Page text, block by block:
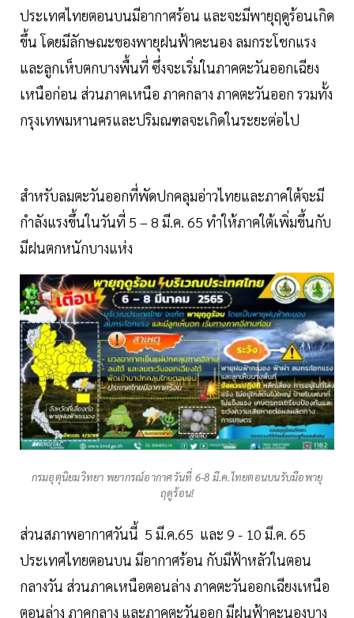
ประเทศไทยตอนบนมีอากาศร้อน และจะมีพายุฤดูร้อนเกิด
ขึ้น โดยมีลักษณะของพายุฝนฟ้าคะนอง ลมกระโชกแรง
และลูกเห็บตกบางพื้นที่ ซึ่งจะเริ่มในภาคตะวันออกเฉียง
เหนือก่อน ส่วนภาคเหนือ ภาคกลาง ภาคตะวันออก รวมทั้ง
กรุงเทพมหานครและปริมณฑลจะเกิดในระยะต่อไป
สำหรับลมตะวันออกที่พัดปกคลุมอ่าวไทยและภาคใต้จะมี
กำลังแรงขึ้นในวันที่ 5 – 8 มี.ค. 65 ทำให้ภาคใต้เพิ่มขึ้นกับ
มีฝนตกหนักบางแห่ง
กรมอุตุนิยมวิทยา พยากรณ์อากาศวันที่ 6-8 มี.ค.ไทยตอนบนรับมือพายุ
ฤดูร้อน!
ส่วนสภาพอากาศวันนี้ 5 มี.ค.65 และ 9 - 10 มี.ค. 65
ประเทศไทยตอนบน มีอากาศร้อน กับมีฟ้าหลัวในตอน
กลางวัน ส่วนภาคเหนือตอนล่าง ภาคตะวันออกเฉียงเหนือ
ตอนล่าง ภาคกลาง และภาคตะวันออก มีฝนฟ้าคะนองบาง